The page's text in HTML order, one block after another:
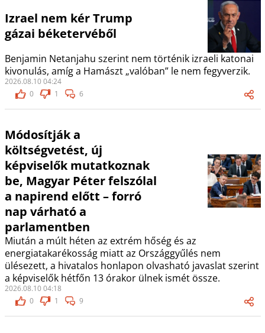
Izrael nem kér Trump
gázai béketervéből
Benjamin Netanjahu szerint nem történik izraeli katonai
kivonulás, amíg a Hamászt „valóban” le nem fegyverzik.
2026.08.10 04:24
0
1 6
Módosítják a
költségvetést, új
képviselők mutatkoznak
be, Magyar Péter felszólal
a napirend előtt – forró
nap várható a
parlamentben
Miután a múlt héten az extrém hőség és az
energiatakarékosság miatt az Országgyűlés nem
ülésezett, a hivatalos honlapon olvasható javaslat szerint
a képviselők hétfőn 13 órakor ülnek ismét össze.
2026.08.10 04:18
0
1 9